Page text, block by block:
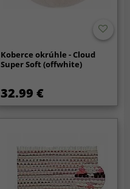
Koberce okrúhle - Cloud
Super Soft (offwhite)
32.99 €